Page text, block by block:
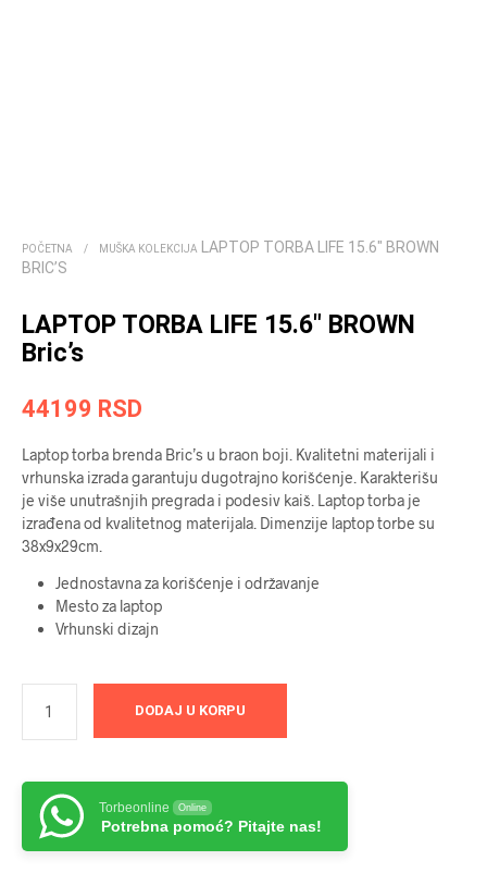
POČETNA / MUŠKA KOLEKCIJA LAPTOP TORBA LIFE 15.6″ BROWN
BRIC’S
LAPTOP TORBA LIFE 15.6″ BROWN
Bric’s
44199 RSD
Laptop torba brenda Bric’s u braon boji. Kvalitetni materijali i
vrhunska izrada garantuju dugotrajno korišćenje. Karakterišu
je više unutrašnjih pregrada i podesiv kaiš. Laptop torba je
izrađena od kvalitetnog materijala. Dimenzije laptop torbe su
38x9x29cm.
Jednostavna za korišćenje i održavanje
Mesto za laptop
Vrhunski dizajn
DODAJ U KORPU
Torbeonline Online
Potrebna pomoć? Pitajte nas!